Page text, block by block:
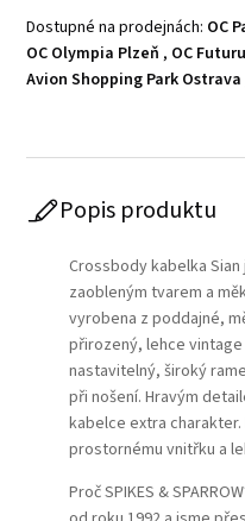
Dostupné na prodejnách: OC
OC Olympia Plzeň , OC
Avion Shopping Park Ostrava
Popis produktu
Crossbody kabelka
zaobleným tvarem a
vyrobena z poddajné,
přirozený, lehce
nastavitelný, široký
při nošení. Hravým
kabelce extra
prostornému vnitřku a
Proč SPIKES &